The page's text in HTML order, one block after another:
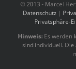
© 2013 - Marcel
Datenschutz |
Privatsphäre-
Hinweis: Es werden
sind individuell.